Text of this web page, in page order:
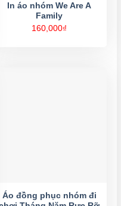
In áo nhóm We Are A
Family
160,000₫
Áo đồng phục nhóm đi